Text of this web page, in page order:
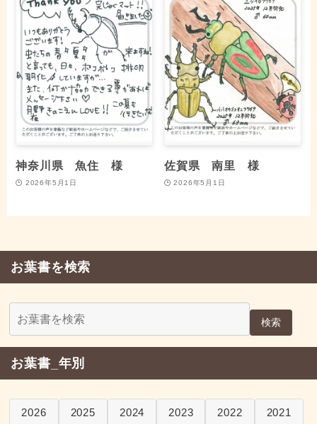
神奈川県 魚住 様
2026年5月1日
佐賀県 南里 様
2026年5月1日
お葉書を検索
検索
お葉書_年別
2026 2025 2024 2023 2022 2021